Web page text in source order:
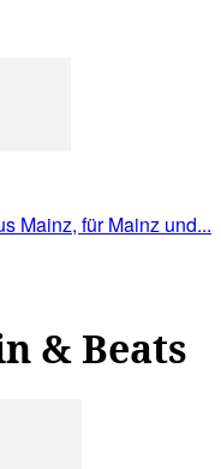
& Beats